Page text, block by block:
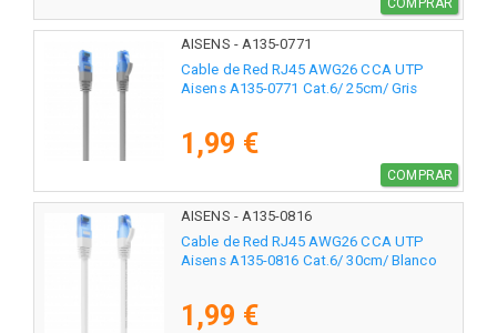
COMPRAR
AISENS - A135-0771
Cable de Red RJ45 AWG26 CCA UTP
Aisens A135-0771 Cat.6/ 25cm/ Gris
1,99 €
COMPRAR
AISENS - A135-0816
Cable de Red RJ45 AWG26 CCA UTP
Aisens A135-0816 Cat.6/ 30cm/ Blanco
1,99 €